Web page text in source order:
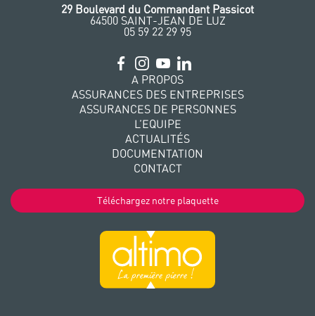
‭29 Boulevard du Commandant Passicot
64500 SAINT-JEAN DE LUZ
05 59 22 29 95
A PROPOS
ASSURANCES DES ENTREPRISES
ASSURANCES DE PERSONNES
L’EQUIPE
ACTUALITÉS
DOCUMENTATION
CONTACT
Téléchargez notre plaquette